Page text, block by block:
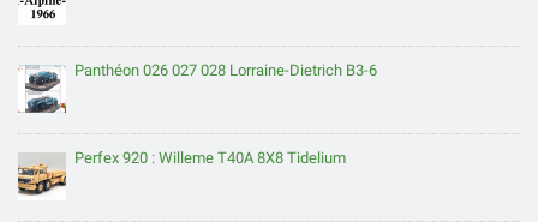
Panthéon 026 027 028 Lorraine-Dietrich B3-6
Perfex 920 : Willeme T40A 8X8 Tidelium